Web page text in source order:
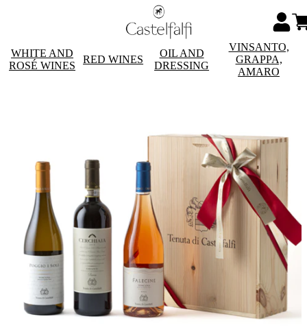
WHITE AND
ROSÉ WINES
RED WINES
OIL AND
DRESSING
VINSANTO,
GRAPPA,
AMARO